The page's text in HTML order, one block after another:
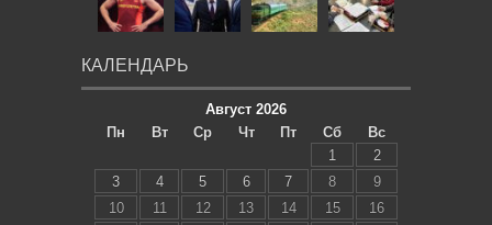
КАЛЕНДАРЬ
Август 2026
Пн
Вт Ср Чт Пт Сб
Вс
1
2
3
4 5 6 7 8
9
10
11 12 13 14 15
16